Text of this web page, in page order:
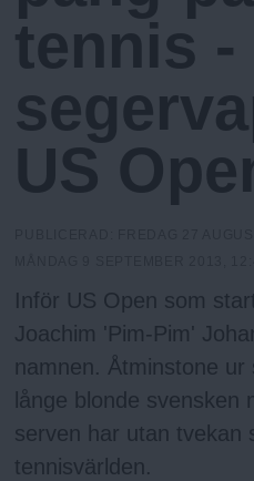
N
u
tennis -
US
Inför US Open som
Joachim 'Pim-Pim'
namnen. Åtminstone ur
långe blonde svensken
serven har utan tvekan
tennisvärlden.